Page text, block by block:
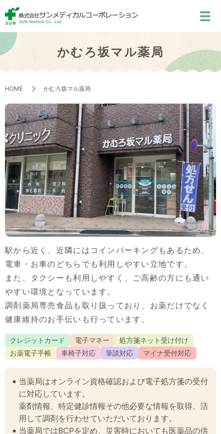
かむろ坂マル薬局
HOME かむろ坂マル薬局
駅から近く、近隣にはコインパーキングもあるため、
電車・お車のどちらでも利用しやすい立地です。
また、タクシーも利用しやすく、ご高齢の方にも通い
やすい環境となっています。
調剤薬局専売食品も取り扱っており、お薬だけでなく
健康維持のお手伝いも行っています。
クレジットカード 電子マネー
処方箋ネット受け付け
お薬電子手帳
車椅子対応 筆談対応 マイナ受付対応
当薬局はオンライン資格確認および電子処方箋の受付
に対応しています。
薬剤情報、特定健診情報その他必要な情報を取得、活
用して調剤を行わせていただいております。
当薬局ではBCPを定め、災害時においても医薬品の供